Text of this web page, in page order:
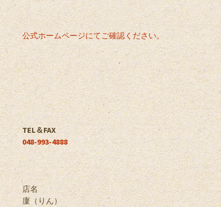
公式ホームページにてご確認ください。
TEL＆FAX
048-993-4888
店名
廩（りん）